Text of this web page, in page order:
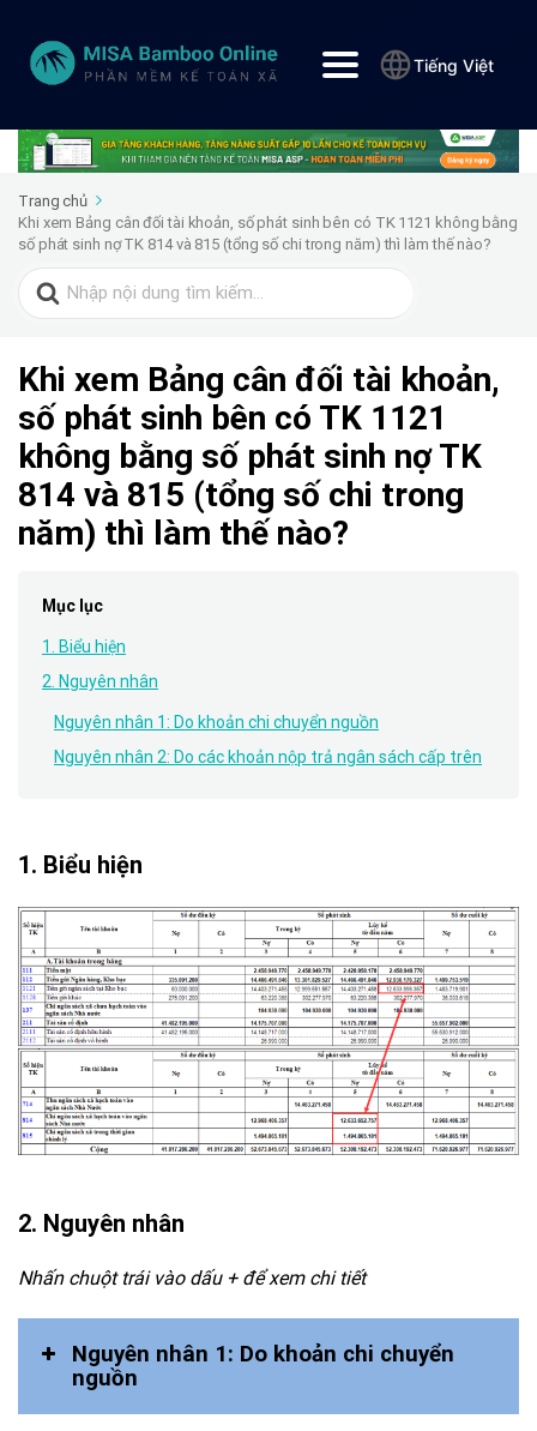
Tiếng Việt
Trang chủ
Khi xem Bảng cân đối tài khoản, số phát sinh bên có TK 1121 không bằng
số phát sinh nợ TK 814 và 815 (tổng số chi trong năm) thì làm thế nào?
Search
for:
Khi xem Bảng cân đối tài khoản,
số phát sinh bên có TK 1121
không bằng số phát sinh nợ TK
814 và 815 (tổng số chi trong
năm) thì làm thế nào?
Mục lục
1. Biểu hiện
2. Nguyên nhân
Nguyên nhân 1: Do khoản chi chuyển nguồn
Nguyên nhân 2: Do các khoản nộp trả ngân sách cấp trên
1. Biểu hiện
2. Nguyên nhân
Nhấn chuột trái vào dấu + để xem chi tiết
Nguyên nhân 1: Do khoản chi chuyển
nguồn